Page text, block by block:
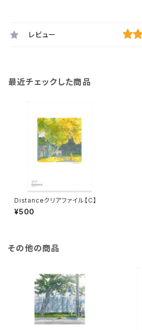
レビュー
最近チェックした商品
Distanceクリアファイル【C】
¥500
その他の商品